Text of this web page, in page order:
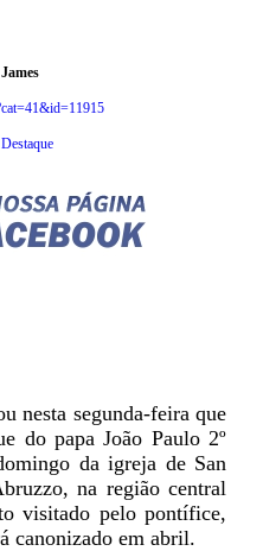
James
Destaque
nesta segunda-feira que
do papa João Paulo 2º
da igreja de San
na região central
visitado pelo pontífice,
canonizado em abril.